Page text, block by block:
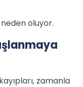
oluyor.
zamanla